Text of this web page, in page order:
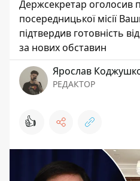
Держсекретар оголосив
посередницької місії
підтвердив готовність
за нових обставин
Ярослав
РЕДАКТОР
👍